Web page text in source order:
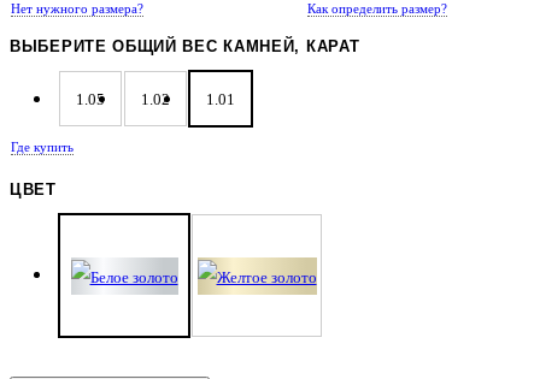
Нет нужного размера? Как определить размер?
ВЫБЕРИТЕ ОБЩИЙ ВЕС КАМНЕЙ, КАРАТ
1.05 1.02 1.01
Где купить
ЦВЕТ